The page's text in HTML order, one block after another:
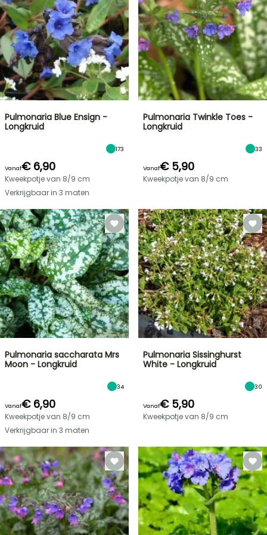
FLASH-
SALES
TOT
30%
Pulmonaria Blue Ensign -
Longkruid
173
Vanaf€ 6,90
Kweekpotje van 8/9 cm
Verkrijgbaar in 3 maten
Pulmonaria Twinkle Toes -
Longkruid
33
Vanaf€ 5,90
Kweekpotje van 8/9 cm
Pulmonaria saccharata Mrs
Moon - Longkruid
34
Vanaf€ 6,90
Kweekpotje van 8/9 cm
Verkrijgbaar in 3 maten
Pulmonaria Sissinghurst
White - Longkruid
30
Vanaf€ 5,90
Kweekpotje van 8/9 cm